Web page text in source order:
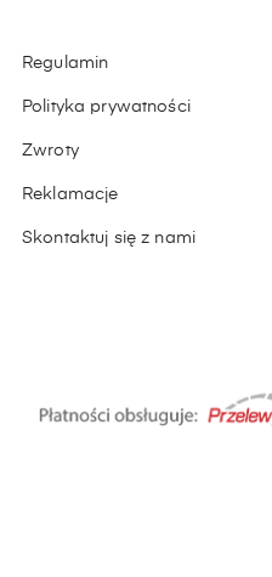
Regulamin
Polityka prywatności
Zwroty
Reklamacje
Skontaktuj się z nami